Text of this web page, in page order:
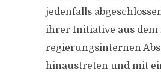
jedenfalls
ihrer Initiative aus dem
regierungsinternen
hinaustreten und mit